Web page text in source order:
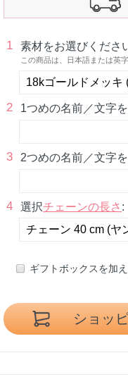
1 素材をお選びくださ
この商品は、日本語または英
2 1つめの名前／文字
3 2つめの名前／文字
4 選択チェーンの長さ :
ギフトボックスを加